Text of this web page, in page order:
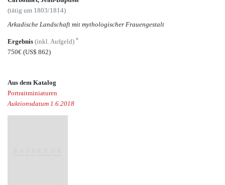
(tätig um 1803/1814)
Arkadische Landschaft mit mythologischer Frauengestalt
Ergebnis (inkl. Aufgeld) *
750€ (US$ 862)
Aus dem Katalog
Portraitminiaturen
Auktionsdatum 1.6.2018